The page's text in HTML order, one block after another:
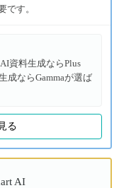
です。
資料生成ならPlus
成ならGammaが選ば
る
AI